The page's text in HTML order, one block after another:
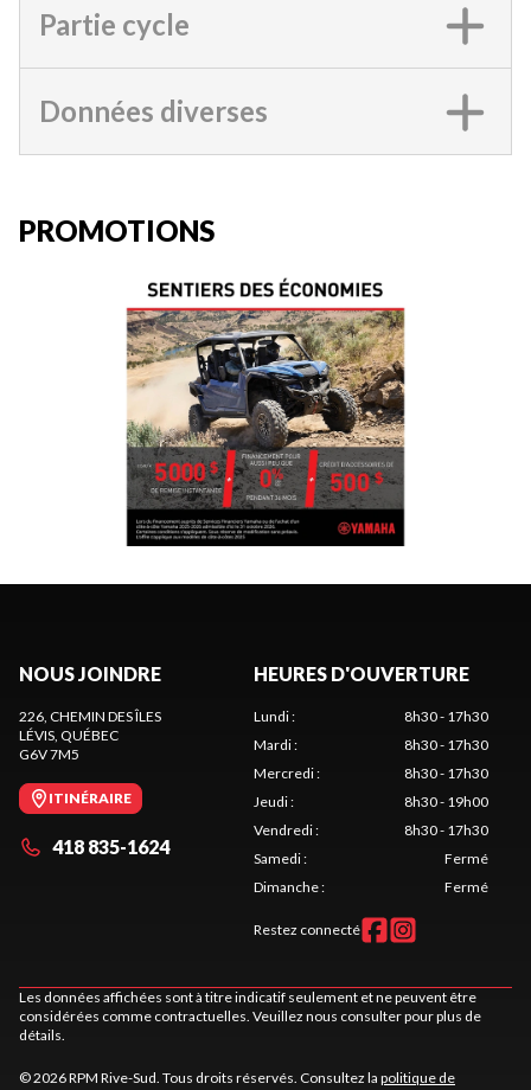
Partie cycle
Données diverses
PROMOTIONS
NOUS JOINDRE
226, CHEMIN DES ÎLES
LÉVIS, QUÉBEC
G6V 7M5
ITINÉRAIRE
418 835-1624
HEURES D'OUVERTURE
Lundi:
8h30 - 17h30
Mardi:
8h30 - 17h30
Mercredi:
8h30 - 17h30
Jeudi:
8h30 - 19h00
Vendredi:
8h30 - 17h30
Samedi:
Fermé
Dimanche: Fermé
Restez connecté
Les données affichées sont à titre indicatif seulement et ne peuvent être
considérées comme contractuelles. Veuillez nous consulter pour plus de
détails.
© 2026 RPM Rive-Sud. Tous droits réservés. Consultez la politique de